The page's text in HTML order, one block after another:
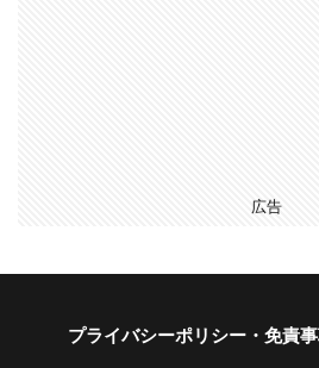
広告
プライバシーポリシー・免責